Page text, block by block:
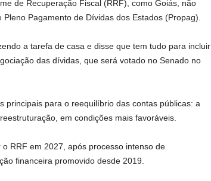
de Recuperação Fiscal (RRF), como Goiás, não
Pagamento de Dívidas dos Estados (Propag).
a tarefa de casa e disse que tem tudo para incluir
das dívidas, que será votado no Senado no
principais para o reequilíbrio das contas públicas: a
em condições mais favoráveis.
RRF em 2027, após processo intenso de
financeira promovido desde 2019.